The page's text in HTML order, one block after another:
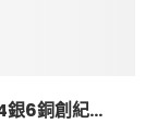
6銅創紀...